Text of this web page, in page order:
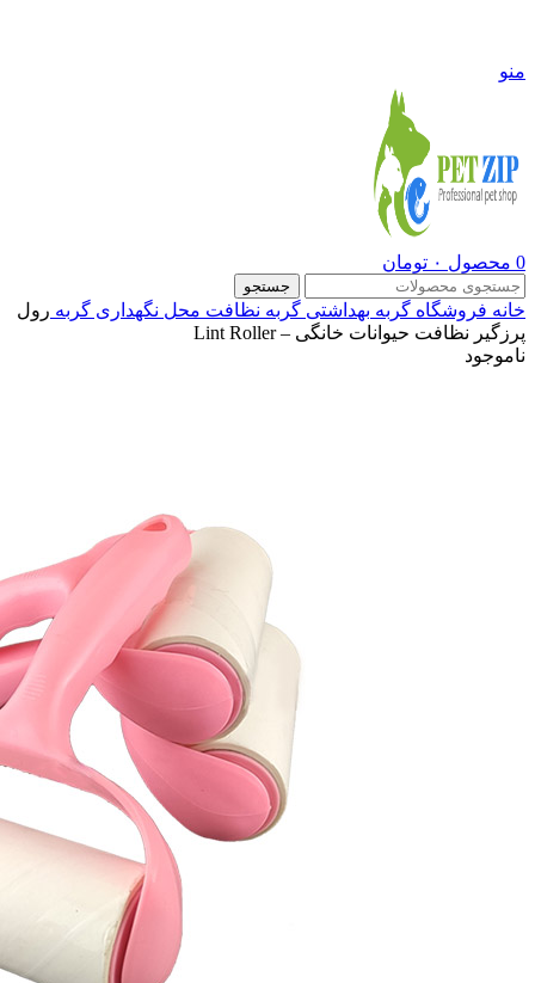
منو
0 محصول ۰ تومان
جستجو
خانه فروشگاه گربه بهداشتی گربه نظافت محل نگهداری گربه رول
پرزگیر نظافت حیوانات خانگی – Lint Roller
ناموجود